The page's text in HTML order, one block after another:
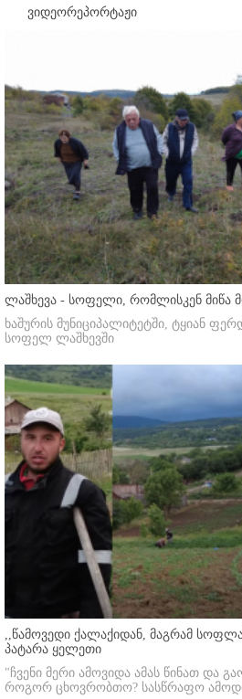
ვიდეორეპორტაჟი
ლაშხევა - სოფელი, რომლისკენ მიწა
ხაშურის მუნიციპალიტეტში, ტყიან
სოფელ ლაშხევში
,,წამოვედი ქალაქიდან, მაგრამ
პატარა ყელეთი
"ჩვენი მერი ამოვიდა ამას წინათ და
როგორ ცხოვრობთო? სასწრაფო